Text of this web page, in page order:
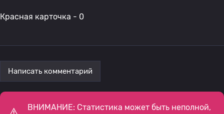
Красная карточка - 0
Написать комментарий
ВНИМАНИЕ: Статистика может быть неполной,